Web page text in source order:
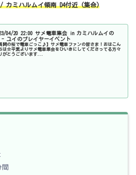
カミハルムイ領南 D4付近 (集合)
04/20 22:00 サメ電車集会 in カミハルムイの
- ユイのプレイヤーイベント
開の桜で電車ごっこ♪】サメ電車ファンの皆さま！おはこん
は☆平素よりサメ電車集会をひいきにしてくださってる方々
がとうございます...